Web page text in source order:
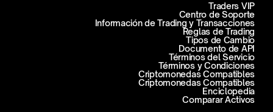
Centro de Soporte
Información de Trading y Transacciones
Traders VIP
Reglas de Trading
Tipos de Cambio
Documento de API
Términos del Servicio
Términos y Condiciones
Criptomonedas Compatibles
Criptomonedas Compatibles
Enciclopedia
Comparar Activos